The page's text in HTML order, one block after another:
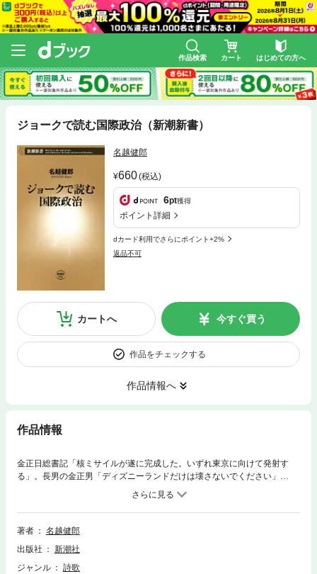
作品検索 カート はじめての方へ
ジョークで読む国際政治（新潮新書）
名越健郎
660(税込)
6pt獲得
ポイント詳細
dカード利用でさらにポイント+2%
返品不可
カートへ 今すぐ買う
作品をチェックする
作品情報へ
作品情報
金正日総書記「核ミサイルが遂に完成した。いずれ東京に向けて発射す
る」。長男の金正男「ディズニーランドだけは壊さないでください」
——。独裁者の一挙手一投足をからかうロシア、大統領の不倫劇に盛り上
がる米国、王室ネタが大好物の英国、意外なジョーク愛好国のフィリピ
ン、パレスチナ自治区……。ローマ法王から福田総理まで、オールキャス
ト総出演。大笑いしながら、政治も外交もぐっと身近になる一冊。
著者
名越健郎
出版社
新潮社
ジャンル
詩歌